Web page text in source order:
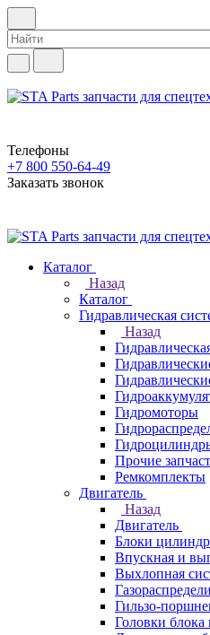
Телефоны
+7 800 550-64-49
Заказать звонок
Каталог
Назад
Каталог
Гидравлическая
Назад
Гидромоторы
Прочие
Ремкомплекты
Двигатель
Назад
Двигатель
Блоки
Впускная и
Выхлопная
Гильзо-
Головки